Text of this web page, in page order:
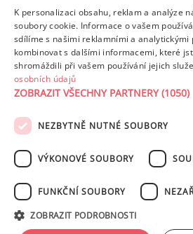
Tuk
z toho nas. mastné kyseliny
Detailní
PODMÍNKY UŽITÍ ZÁSADY OCHRANY
NASTAVENÍ COOKIES
tohoto serveru je bez písemného souhlasu
K personalizaci obsahu, reklam a analýze
soubory cookie. Informace o vašem
sdílíme s našimi reklamními a
kombinovat s dalšími informacemi, které
shromáždili při vašem používání jejich
osobních údajů
ZOBRAZIT VŠECHNY PARTNERY
NEZBYTNĚ NUTNÉ SOUBORY
VÝKONOVÉ SOUBORY
FUNKČNÍ SOUBORY
ZOBRAZIT PODROBNOSTI